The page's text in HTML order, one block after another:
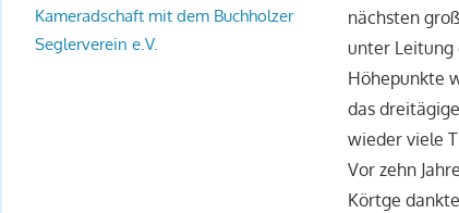
nächsten
unter Leitung
Höhepunkte
das
wieder viele
Vor zehn
Körtge
Kameradschaft mit dem Buchholzer
Seglerverein e.V.